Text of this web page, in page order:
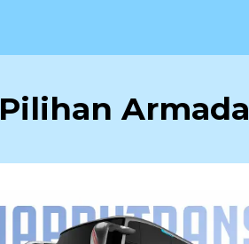
Pilihan Armada